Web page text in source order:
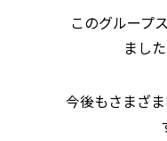
このグループ
まし
今後もさまざ